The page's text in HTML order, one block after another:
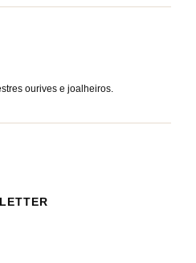
ourives e joalheiros.